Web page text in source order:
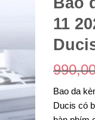
11
Bao da
Ducis có